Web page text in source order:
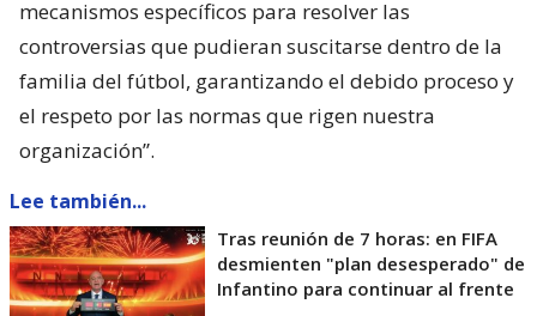
mecanismos específicos para resolver las
controversias que pudieran suscitarse dentro de la
familia del fútbol, garantizando el debido proceso y
el respeto por las normas que rigen nuestra
organización”.
Lee también...
Tras reunión de 7 horas: en FIFA
desmienten "plan desesperado" de
Infantino para continuar al frente